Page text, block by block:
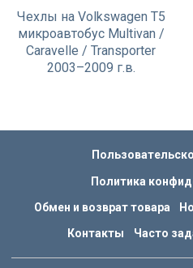
Чехлы на Volkswagen T5
микроавтобус Multivan /
Caravelle / Transporter
2003–2009 г.в.
Политика
Обмен и возврат товара
Контакты Часто